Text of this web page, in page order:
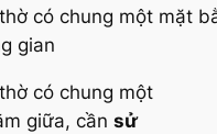
có chung một mặt
gian
có chung một
giữa, cần sử